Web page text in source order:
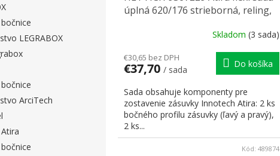
LEGRABOX
ArciTech
úplná 620/176 strieborná, reling,
Skladom (3 sada)
€30,65 bez DPH
€37,70 / sada
Do košíka
Sada obsahuje komponenty pre
zostavenie zásuvky Innotech Atira: 2 ks
bočného profilu zásuvky (ľavý a pravý),
2 ks...
Kód: 489874